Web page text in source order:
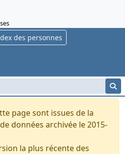
des personnes
page sont issues de la
données archivée le 2015-
la plus récente des